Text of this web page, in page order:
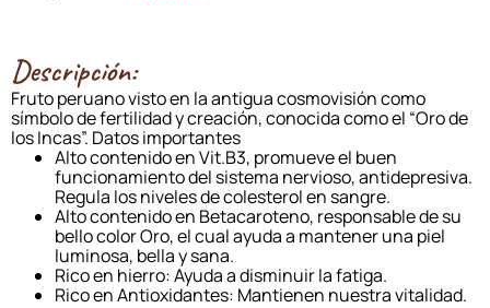
Descripción:
Fruto peruano visto en la antigua cosmovisión como
símbolo de fertilidad y creación, conocida como el “Oro de
los Incas”. Datos importantes
Alto contenido en Vit.B3, promueve el buen
funcionamiento del sistema nervioso, antidepresiva.
Regula los niveles de colesterol en sangre.
Alto contenido en Betacaroteno, responsable de su
bello color Oro, el cual ayuda a mantener una piel
luminosa, bella y sana.
Rico en hierro: Ayuda a disminuir la fatiga.
Rico en Antioxidantes: Mantienen nuestra vitalidad.